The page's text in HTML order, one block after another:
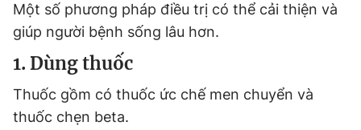
Một số phương pháp điều trị có thể cải thiện và
giúp người bệnh sống lâu hơn.
1. Dùng thuốc
Thuốc gồm có thuốc ức chế men chuyển và
thuốc chẹn beta.